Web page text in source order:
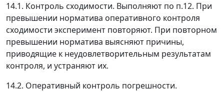
14.1. Контроль сходимости. Выполняют по п.12. При
превышении норматива оперативного контроля
сходимости эксперимент повторяют. При повторном
превышении норматива выясняют причины,
приводящие к неудовлетворительным результатам
контроля, и устраняют их.
14.2. Оперативный контроль погрешности.